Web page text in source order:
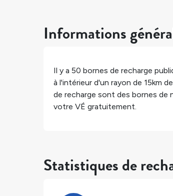
Informations
Il y a 50 bornes de recharge
à l'intérieur d'un rayon de 15km de
de recharge sont des bornes de
votre VÉ gratuitement.
Statistiques de